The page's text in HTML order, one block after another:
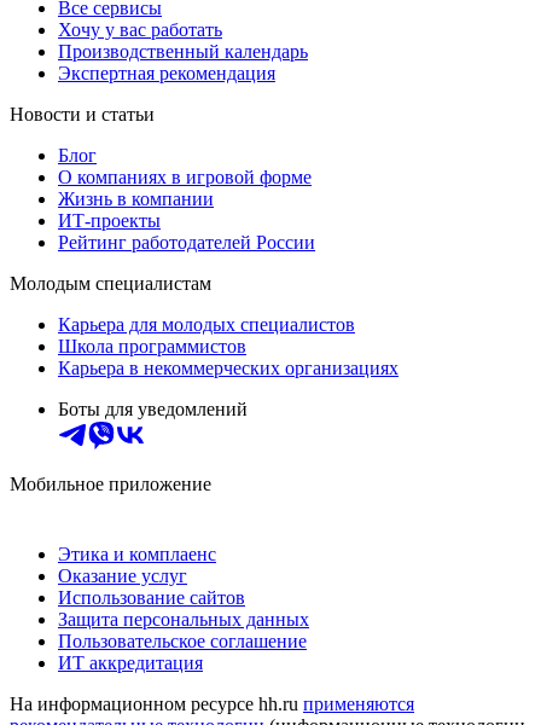
Все сервисы
Хочу у вас работать
Производственный календарь
Экспертная рекомендация
Новости и статьи
Блог
О компаниях в игровой форме
Жизнь в компании
ИТ-проекты
Рейтинг работодателей России
Молодым специалистам
Карьера для молодых специалистов
Школа программистов
Карьера в некоммерческих организациях
Боты для уведомлений
Мобильное приложение
Этика и комплаенс
Оказание услуг
Использование сайтов
Защита персональных данных
Пользовательское соглашение
ИТ аккредитация
На информационном ресурсе hh.ru применяются